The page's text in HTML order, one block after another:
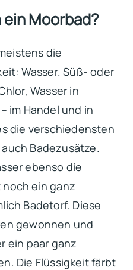
Moorbad?
die
Wasser. Süß- oder
Wasser in
im Handel und in
die verschiedensten
Badezusätze.
ebenso die
noch ein ganz
Badetorf. Diese
gewonnen und
ein paar ganz
Die Flüssigkeit färbt